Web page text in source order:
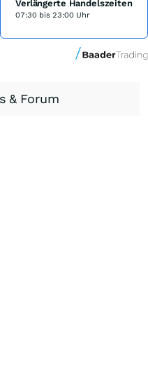
Verlängerte Handelszeiten
07:30 bis 23:00 Uhr
& Forum